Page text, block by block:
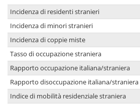
Incidenza di residenti stranieri
Incidenza di minori stranieri
Incidenza di coppie miste
Tasso di occupazione straniera
Rapporto occupazione italiana/straniera
Rapporto disoccupazione italiana/straniera
Indice di mobilità residenziale straniera